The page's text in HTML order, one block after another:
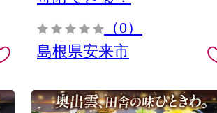
（0）
島根県安来市